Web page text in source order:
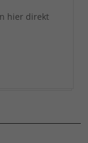
hier direkt